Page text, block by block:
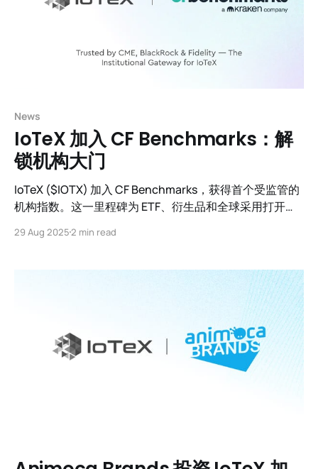
News
IoTeX 加入 CF Benchmarks：解
锁机构大门
IoTeX ($IOTX) 加入 CF Benchmarks，获得首个受监管的
机构指数。这一里程碑为 ETF、衍生品和全球采用打开了
29 Aug 20252 min read